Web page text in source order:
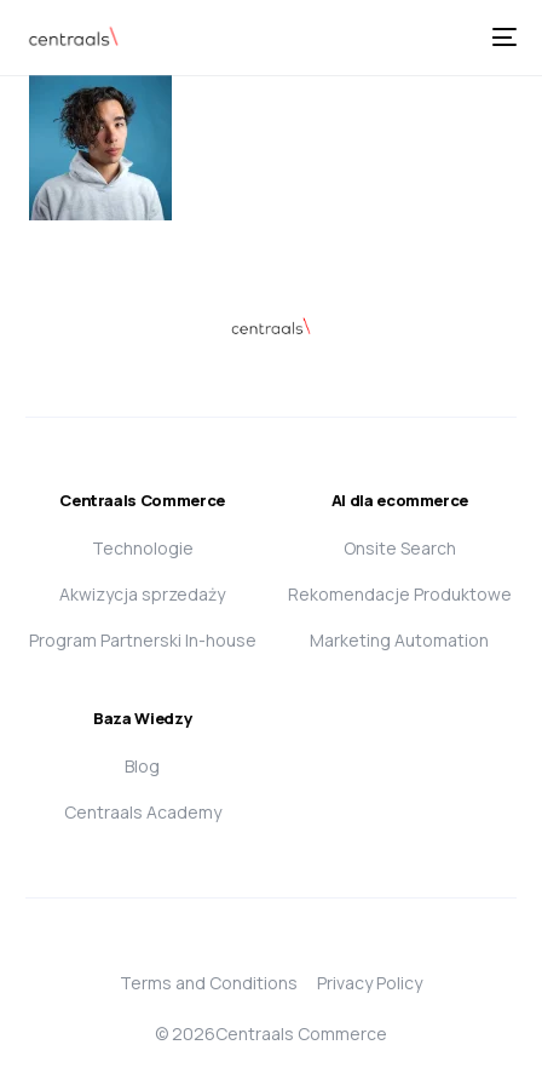
Centraals Commerce
Technologie
Akwizycja sprzedaży
Program Partnerski In-house
AI dla ecommerce
Onsite Search
Rekomendacje Produktowe
Marketing Automation
Baza Wiedzy
Blog
Centraals Academy
© 2026Centraals Commerce
Terms and Conditions Privacy Policy
Login